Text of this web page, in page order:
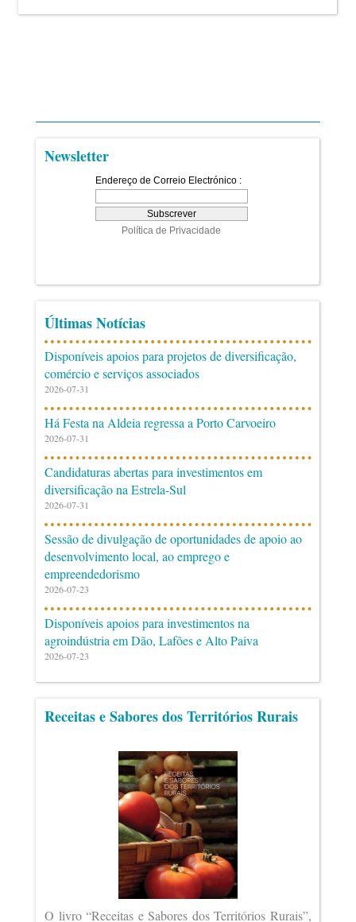
Newsletter
Últimas Notícias
Disponíveis apoios para projetos de diversificação,
comércio e serviços associados
2026-07-31
Há Festa na Aldeia regressa a Porto Carvoeiro
2026-07-31
Candidaturas abertas para investimentos em
diversificação na Estrela-Sul
2026-07-31
Sessão de divulgação de oportunidades de apoio ao
desenvolvimento local, ao emprego e
empreendedorismo
2026-07-23
Disponíveis apoios para investimentos na
agroindústria em Dão, Lafões e Alto Paiva
2026-07-23
Receitas e Sabores dos Territórios Rurais
O livro “Receitas e Sabores dos Territórios Rurais”,